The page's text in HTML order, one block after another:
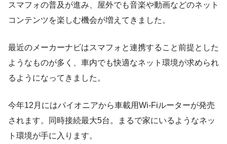
スマフォの普及が進み、屋外でも音楽や動画などのネット
コンテンツを楽しむ機会が増えてきました。
最近のメーカーナビはスマフォと連携すること前提とした
ようなものが多く、車内でも快適なネット環境が求められ
るようになってきました。
今年12月にはパイオニアから車載用Wi-Fiルーターが発売
されます。同時接続最大5台。まるで家にいるようなネッ
ト環境が手に入ります。